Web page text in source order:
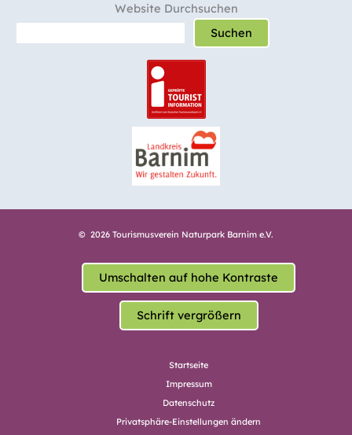
Website Durchsuchen
Suchen
© 2026 Tourismusverein Naturpark Barnim e.V.
Umschalten auf hohe Kontraste
Schrift vergrößern
Startseite
Impressum
Datenschutz
Privatsphäre-Einstellungen ändern